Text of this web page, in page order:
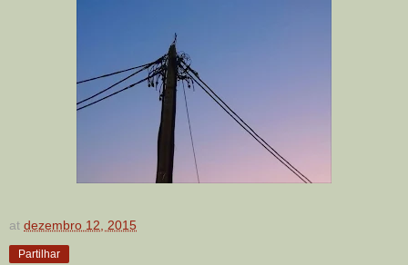
at dezembro 12, 2015
Partilhar